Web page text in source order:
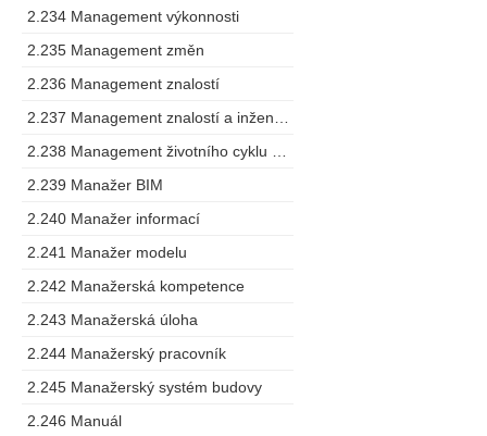
2.234 Management výkonnosti
2.235 Management změn
2.236 Management znalostí
2.239 Manažer BIM
2.240 Manažer informací
2.241 Manažer modelu
2.242 Manažerská kompetence
2.243 Manažerská úloha
2.244 Manažerský pracovník
2.245 Manažerský systém budovy
2.246 Manuál